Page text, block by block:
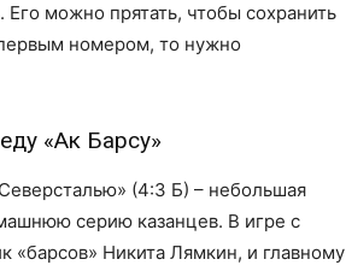
можно прятать, чтобы сохранить
номером, то нужно
«Ак Барсу»
(4:3 Б) – небольшая
серию казанцев. В игре с
«барсов» Никита Лямкин, и главному